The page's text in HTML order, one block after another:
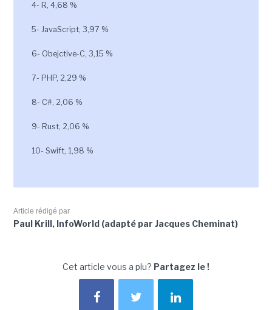
4- R, 4,68 %
5- JavaScript, 3,97 %
6- Obejctive-C, 3,15 %
7- PHP, 2,29 %
8- C#, 2,06 %
9- Rust, 2,06 %
10- Swift, 1,98 %
Article rédigé par
Paul Krill, InfoWorld (adapté par Jacques Cheminat)
Cet article vous a plu? Partagez le !